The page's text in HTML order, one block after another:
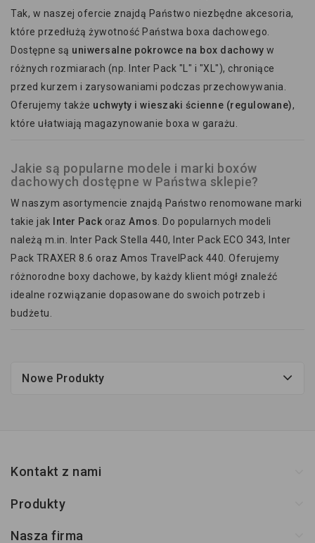
Tak, w naszej ofercie znajdą Państwo niezbędne akcesoria,
które przedłużą żywotność Państwa boxa dachowego.
Dostępne są uniwersalne pokrowce na box dachowy w
różnych rozmiarach (np. Inter Pack "L" i "XL"), chroniące
przed kurzem i zarysowaniami podczas przechowywania.
Oferujemy także uchwyty i wieszaki ścienne (regulowane),
które ułatwiają magazynowanie boxa w garażu.
Jakie są popularne modele i marki boxów
dachowych dostępne w Państwa sklepie?
W naszym asortymencie znajdą Państwo renomowane marki
takie jak
Inter Pack oraz Amos . Do popularnych modeli
należą m.in. Inter Pack Stella 440, Inter Pack ECO 343, Inter
Pack TRAXER 8.6 oraz Amos TravelPack 440. Oferujemy
różnorodne boxy dachowe, by każdy klient mógł znaleźć
idealne rozwiązanie dopasowane do swoich potrzeb i
budżetu.
Nowe Produkty
Kontakt z nami
Produkty
Nasza firma